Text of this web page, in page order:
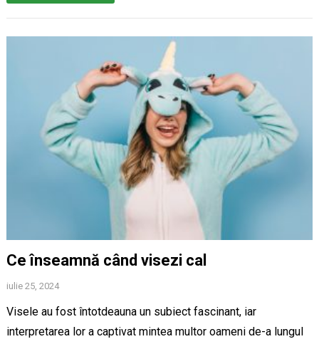
Ce înseamnă când visezi cal
iulie 25, 2024
Visele au fost întotdeauna un subiect fascinant, iar
interpretarea lor a captivat mintea multor oameni de-a lungul